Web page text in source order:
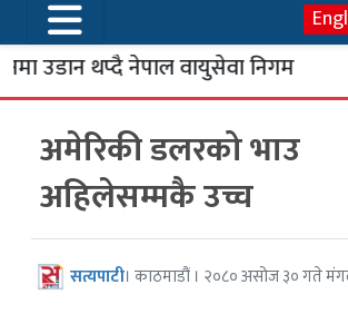
उडान थप्दै नेपाल वायुसेवा निगम
अमेरिकी डलरको भाउ
अहिलेसम्मकै उच्च
सत्यपाटी। काठमाडौं । २०८० असोज ३० गते